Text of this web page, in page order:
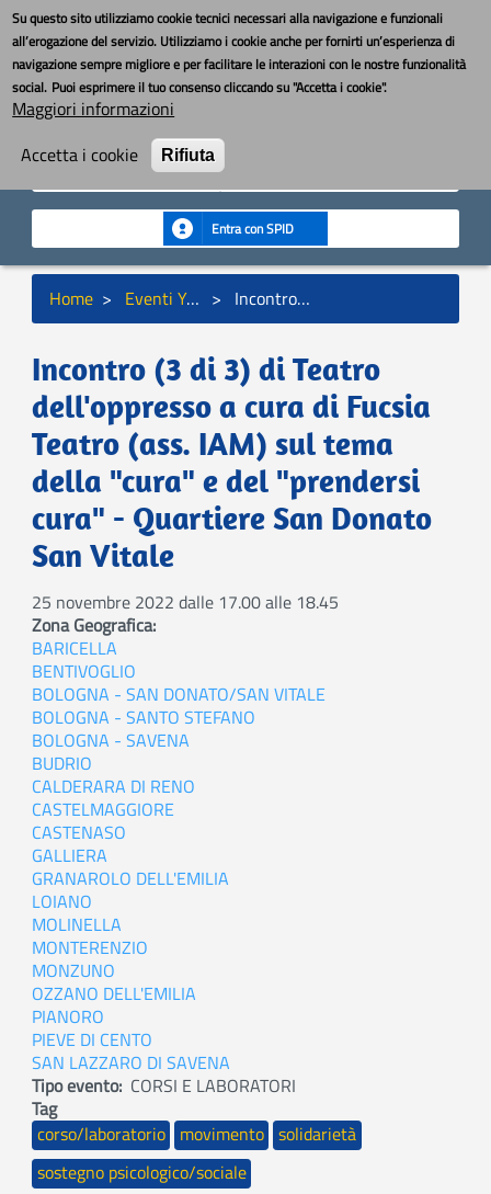
Su questo sito utilizziamo cookie tecnici necessari alla navigazione e funzionali
all’erogazione del servizio. Utilizziamo i cookie anche per fornirti un’esperienza di
navigazione sempre migliore e per facilitare le interazioni con le nostre funzionalità
social. Puoi esprimere il tuo consenso cliccando su "Accetta i cookie".
Maggiori informazioni
Accetta i cookie
Rifiuta
Salta
contenuto
principale
YouBOS Toggle
CercaCerca
Seguici:
Entra con SPID
Briciole
di
pane
Home Eventi YouBoS Incontro (3 di 3) di Teatro dell'oppresso a cura di Fucsia Teatro (ass. IAM) sul tema della "cura" e del "prendersi cura" - Quartiere San Donato San Vitale
Incontro (3 di 3) di Teatro
dell'oppresso a cura di Fucsia
Teatro (ass. IAM) sul tema
della "cura" e del "prendersi
cura" - Quartiere San Donato
San Vitale
25 novembre 2022 dalle 17.00 alle 18.45
Zona Geografica
BARICELLA
BENTIVOGLIO
BOLOGNA - SAN DONATO/SAN VITALE
BOLOGNA - SANTO STEFANO
BOLOGNA - SAVENA
BUDRIO
CALDERARA DI RENO
CASTELMAGGIORE
CASTENASO
GALLIERA
GRANAROLO DELL'EMILIA
LOIANO
MOLINELLA
MONTERENZIO
MONZUNO
OZZANO DELL'EMILIA
PIANORO
PIEVE DI CENTO
SAN LAZZARO DI SAVENA
Tipo evento CORSI E LABORATORI
Tag
corso/laboratorio movimento solidarietà
sostegno psicologico/sociale